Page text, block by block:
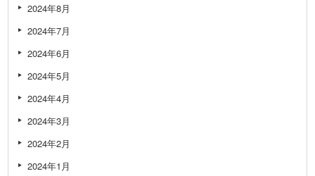
2024年8月
2024年7月
2024年6月
2024年5月
2024年4月
2024年3月
2024年2月
2024年1月